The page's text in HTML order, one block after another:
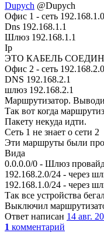
Dupych @Dupych
Офис 1 - сеть
Dns 192.168.1.1
Шлюз 192.168.1.1
Ip
ЭТО КАБЕЛЬ
Офис 2 - сеть
DNS 192.168.2.1
шлюз 192.168.2.1
Маршрутизатор.
Так вот когда
Пакету некуда идти.
Сеть 1 не знает о сети 2
Эти маршруты были
Вида
0.0.0.0/0 - Шлюз
192.168.2.0/24 - через
192.168.1.0/24 - через
Так все устройства
Выключил
Ответ написан 14 авг.
1 комментарий